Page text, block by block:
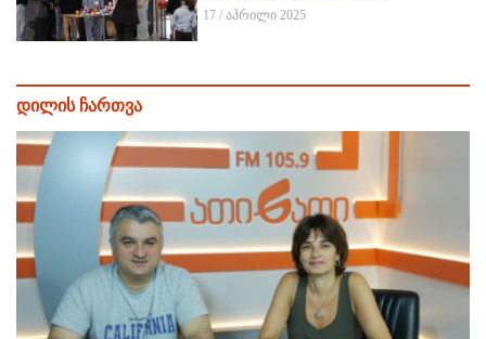
17 / აპრილი 2025
დილის ჩართვა